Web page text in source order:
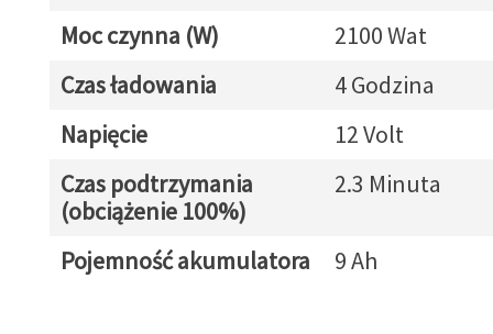
Moc czynna (W)
2100 Wat
Czas ładowania
4 Godzina
Napięcie
12 Volt
Czas podtrzymania
(obciążenie 100%)
2.3 Minuta
Pojemność akumulatora 9 Ah